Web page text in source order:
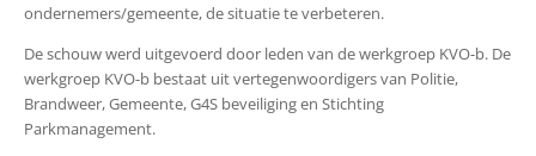
ondernemers/gemeente, de situatie te verbeteren.
De schouw werd uitgevoerd door leden van de werkgroep KVO-b. De
werkgroep KVO-b bestaat uit vertegenwoordigers van Politie,
Brandweer, Gemeente, G4S beveiliging en Stichting
Parkmanagement.